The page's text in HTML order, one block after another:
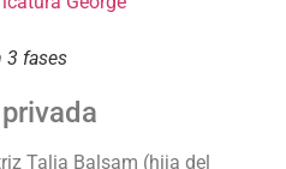
3 fases
Talia Balsam (hija del